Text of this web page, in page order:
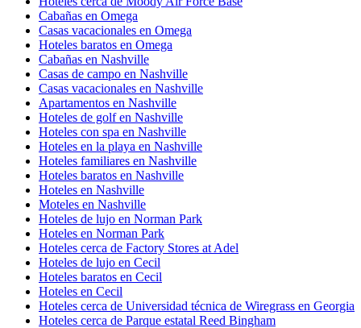
Cabañas en Omega
Casas vacacionales en Omega
Hoteles baratos en Omega
Cabañas en Nashville
Casas de campo en Nashville
Casas vacacionales en Nashville
Apartamentos en Nashville
Hoteles de golf en Nashville
Hoteles con spa en Nashville
Hoteles en la playa en Nashville
Hoteles familiares en Nashville
Hoteles baratos en Nashville
Hoteles en Nashville
Moteles en Nashville
Hoteles de lujo en Norman Park
Hoteles en Norman Park
Hoteles cerca de Factory Stores at Adel
Hoteles de lujo en Cecil
Hoteles baratos en Cecil
Hoteles en Cecil
Hoteles cerca de Universidad técnica de Wiregrass en Georgia
Hoteles cerca de Parque estatal Reed Bingham